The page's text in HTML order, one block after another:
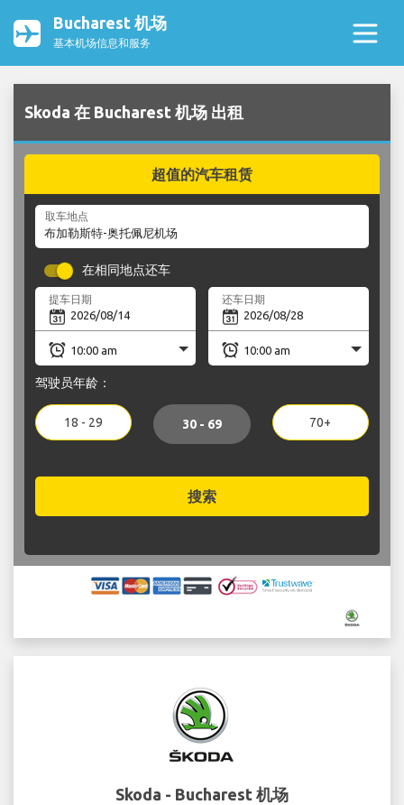
Bucharest 机场
基本机场信息和服务
Skoda 在 Bucharest 机场 出租
超值的汽车租赁
取车地点
在相同地点还车
提车日期 还车日期
驾驶员年龄：
18 - 29 30 - 69 70+
搜索
Skoda - Bucharest 机场